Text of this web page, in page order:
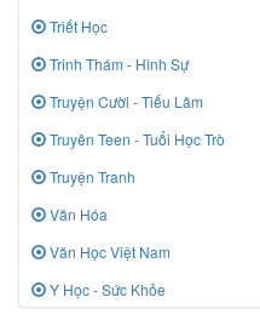
Triết Học
Trinh Thám - Hình Sự
Truyện Cười - Tiếu Lâm
Truyên Teen - Tuổi Học Trò
Truyện Tranh
Văn Hóa
Văn Học Việt Nam
Y Học - Sức Khỏe